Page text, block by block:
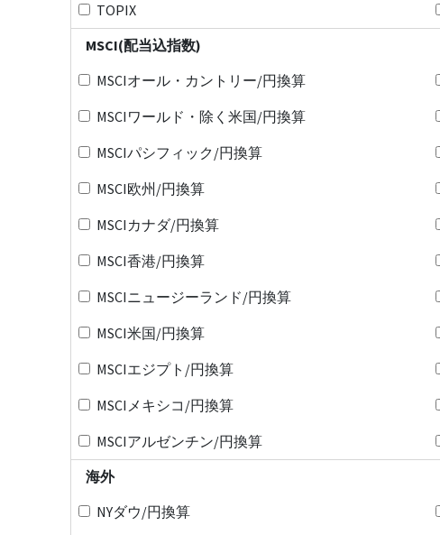
TOPIX
MSCI(配当込指数)
MSCIオール・カントリー/円換算
MSCIワールド・除く米国/円換算
MSCIパシフィック/円換算
MSCI欧州/円換算
MSCIカナダ/円換算
MSCI香港/円換算
MSCIニュージーランド/円換算
MSCI米国/円換算
MSCIエジプト/円換算
MSCIメキシコ/円換算
MSCIアルゼンチン/円換算
海外
NYダウ/円換算